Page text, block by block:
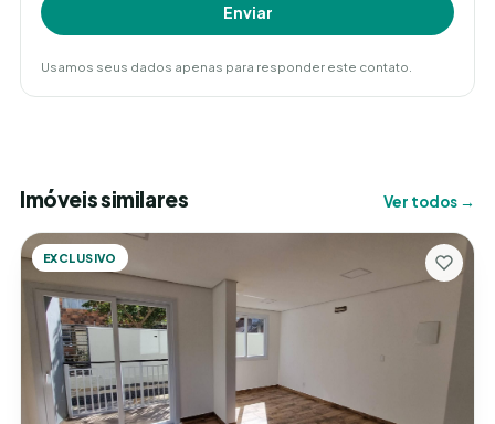
Enviar
Usamos seus dados apenas para responder este contato.
Imóveis similares Ver todos →
EXCLUSIVO